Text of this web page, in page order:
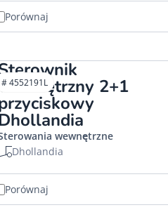
Porównaj
wewnętrzny 2+1
wewnętrzne
Dhollandia
# 4552191L
Porównaj